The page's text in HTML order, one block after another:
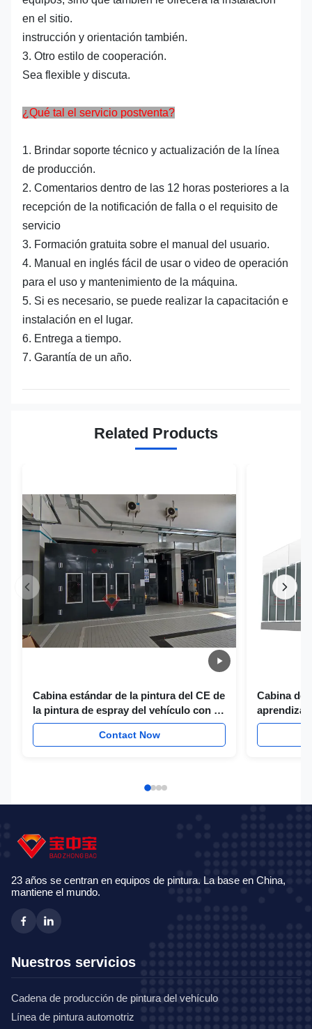
en el sitio.
instrucción y orientación también.
3. Otro estilo de cooperación.
Sea flexible y discuta.
¿Qué tal el servicio postventa?
1. Brindar soporte técnico y actualización de la línea
de producción.
2. Comentarios dentro de las 12 horas posteriores a la
recepción de la notificación de falla o el requisito de
servicio
3. Formación gratuita sobre el manual del usuario.
4. Manual en inglés fácil de usar o video de operación
para el uso y mantenimiento de la máquina.
5. Si es necesario, se puede realizar la capacitación e
instalación en el lugar.
6. Entrega a tiempo.
7. Garantía de un año.
Related Products
Cabina estándar de la pintura del CE de
la pintura de espray del vehículo con la
fan grande agotada de la toma de la
Contact Now
Cabina de
coche de
23 años se centran en equipos de pintura. La base en China,
mantiene el mundo.
Nuestros servicios
Cadena de producción de pintura del vehículo
Línea de pintura automotriz